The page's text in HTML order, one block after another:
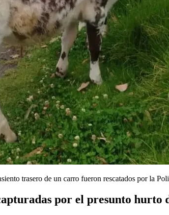
trasero de un carro fueron rescatados por la
por el presunto hurto